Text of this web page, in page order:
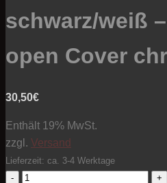
schwarz/weiß
open Cover
30,50€
Enthält 19% MwSt.
zzgl. Versand
Lieferzeit: ca. 3-4 Werktage
Wickelkit